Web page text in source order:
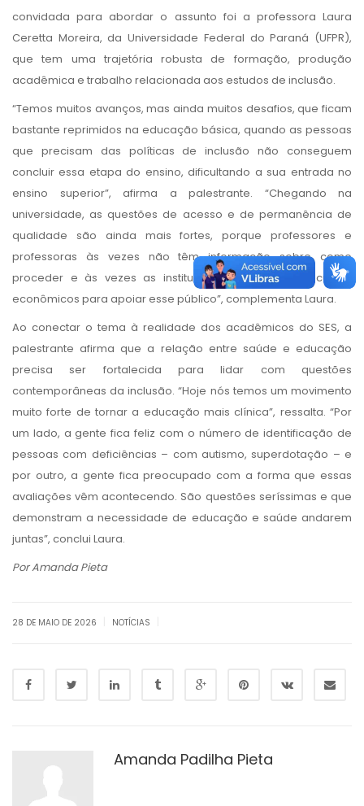
convidada para abordar o assunto foi a professora Laura
Ceretta Moreira, da Universidade Federal do Paraná (UFPR),
que tem uma trajetória robusta de formação, produção
acadêmica e trabalho relacionada aos estudos de inclusão.
“Temos muitos avanços, mas ainda muitos desafios, que ficam
bastante reprimidos na educação básica, quando as pessoas
que precisam das políticas de inclusão não conseguem
concluir essa etapa do ensino, dificultando a sua entrada no
ensino superior”, afirma a palestrante. “Chegando na
universidade, as questões de acesso e de permanência de
qualidade são ainda mais fortes, porque professores e
professoras às vezes não têm informação sobre como
proceder e às vezes as instituições têm poucos recursos
econômicos para apoiar esse público”, complementa Laura.
Ao conectar o tema à realidade dos acadêmicos do SES, a
palestrante afirma que a relação entre saúde e educação
precisa ser fortalecida para lidar com questões
contemporâneas da inclusão. “Hoje nós temos um movimento
muito forte de tornar a educação mais clínica”, ressalta. “Por
um lado, a gente fica feliz com o número de identificação de
pessoas com deficiências – com autismo, superdotação – e
por outro, a gente fica preocupado com a forma que essas
avaliações vêm acontecendo. São questões seríssimas e que
demonstram a necessidade de educação e saúde andarem
juntas”, conclui Laura.
Por Amanda Pieta
28 DE MAIO DE 2026 NOTÍCIAS
Amanda Padilha Pieta